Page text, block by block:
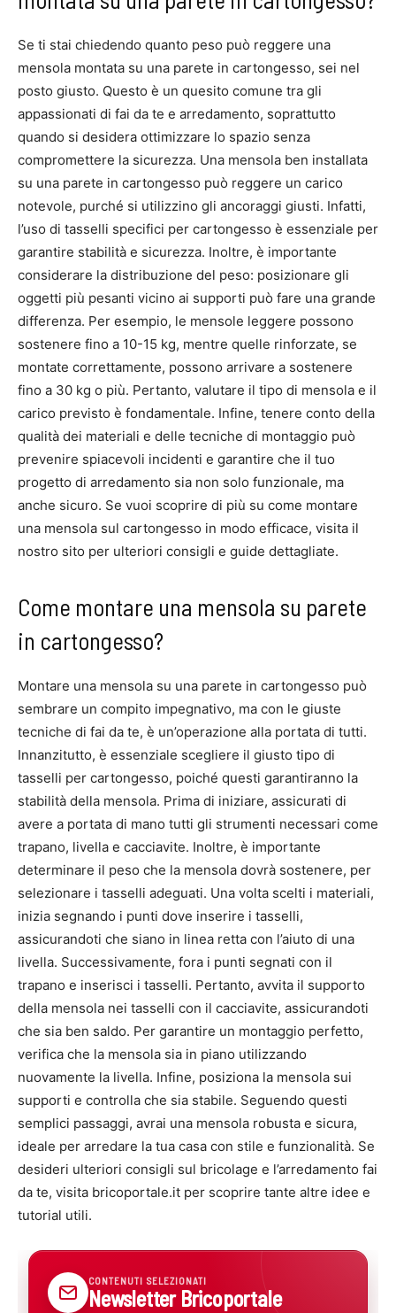
Se ti stai chiedendo quanto peso può reggere una
mensola montata su una parete in cartongesso, sei nel
posto giusto. Questo è un quesito comune tra gli
appassionati di fai da te e arredamento, soprattutto
quando si desidera ottimizzare lo spazio senza
compromettere la sicurezza. Una mensola ben installata
su una parete in cartongesso può reggere un carico
notevole, purché si utilizzino gli ancoraggi giusti. Infatti,
l’uso di tasselli specifici per cartongesso è essenziale per
garantire stabilità e sicurezza. Inoltre, è importante
considerare la distribuzione del peso: posizionare gli
oggetti più pesanti vicino ai supporti può fare una grande
differenza. Per esempio, le mensole leggere possono
sostenere fino a 10-15 kg, mentre quelle rinforzate, se
montate correttamente, possono arrivare a sostenere
fino a 30 kg o più. Pertanto, valutare il tipo di mensola e il
carico previsto è fondamentale. Infine, tenere conto della
qualità dei materiali e delle tecniche di montaggio può
prevenire spiacevoli incidenti e garantire che il tuo
progetto di arredamento sia non solo funzionale, ma
anche sicuro. Se vuoi scoprire di più su come montare
una mensola sul cartongesso in modo efficace, visita il
nostro sito per ulteriori consigli e guide dettagliate.
Come montare una mensola su parete
in cartongesso?
Montare una mensola su una parete in cartongesso può
sembrare un compito impegnativo, ma con le giuste
tecniche di fai da te, è un’operazione alla portata di tutti.
Innanzitutto, è essenziale scegliere il giusto tipo di
tasselli per cartongesso, poiché questi garantiranno la
stabilità della mensola. Prima di iniziare, assicurati di
avere a portata di mano tutti gli strumenti necessari come
trapano, livella e cacciavite. Inoltre, è importante
determinare il peso che la mensola dovrà sostenere, per
selezionare i tasselli adeguati. Una volta scelti i materiali,
inizia segnando i punti dove inserire i tasselli,
assicurandoti che siano in linea retta con l’aiuto di una
livella. Successivamente, fora i punti segnati con il
trapano e inserisci i tasselli. Pertanto, avvita il supporto
della mensola nei tasselli con il cacciavite, assicurandoti
che sia ben saldo. Per garantire un montaggio perfetto,
verifica che la mensola sia in piano utilizzando
nuovamente la livella. Infine, posiziona la mensola sui
supporti e controlla che sia stabile. Seguendo questi
semplici passaggi, avrai una mensola robusta e sicura,
ideale per arredare la tua casa con stile e funzionalità. Se
desideri ulteriori consigli sul bricolage e l’arredamento fai
da te, visita bricoportale.it per scoprire tante altre idee e
tutorial utili.
CONTENUTI SELEZIONATI
Newsletter Bricoportale